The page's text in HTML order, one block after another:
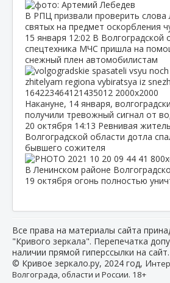
В РПЦ призвали проверить
святых на предмет оскорбления
15 января 12:02 В Волгоградской
спецтехника МЧС пришла на
снежный плен автомобилистам
Накануне, 14 января,
получили тревожный сигнал от
20 октября 14:13 Ревнивая
Волгоградской области дотла
бывшего сожителя
В Ленинском районе
19 октября огонь полностью
Все права на материалы сайта
"Кривого зеркала". Перепечатка
наличии прямой гиперссылки на сайт.
© Кривое зеркало.ру, 2024 год, И
Волгограда, области и России. 18+